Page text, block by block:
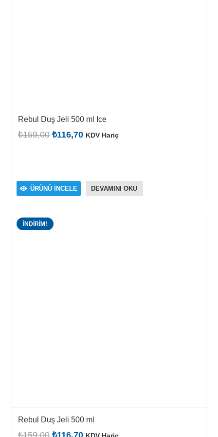
Rebul Duş Jeli 500 ml Ice
₺159,00 Orijinal
₺116,70Şu
KDV Hariç
ÜRÜNÜ İNCELE DEVAMINI OKU
İNDIRIM!
Rebul Duş Jeli 500 ml
OrijinalŞu